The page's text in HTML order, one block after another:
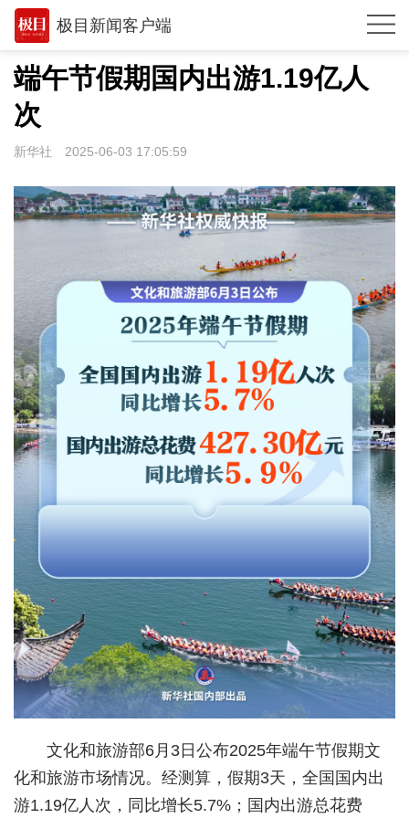
极目新闻客户端
推荐
观点
时政
武汉
环球
专题
极客圈
经济
城建
健康
悠游
相亲
汽车
房产
消费
创意
文化
端午节假期国内出游1.19亿人
次
新华社 2025-06-03 17:05:59
文化和旅游部6月3日公布2025年端午节假期文
化和旅游市场情况。经测算，假期3天，全国国内出
游1.19亿人次，同比增长5.7%；国内出游总花费